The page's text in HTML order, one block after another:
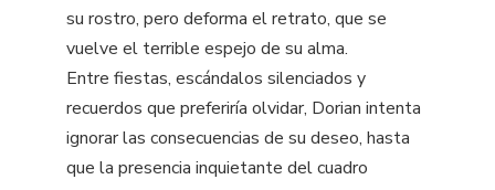
su rostro, pero deforma el retrato, que se
vuelve el terrible espejo de su alma.
Entre fiestas, escándalos silenciados y
recuerdos que preferiría olvidar, Dorian intenta
ignorar las consecuencias de su deseo, hasta
que la presencia inquietante del cuadro